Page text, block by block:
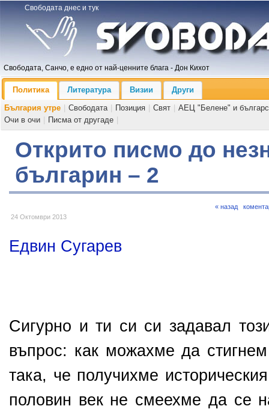
Свободата днес и тук
Свободата, Санчо, е едно от най-ценните блага - Дон Кихот
Политика Литература Визии
Други
България утре
Свободата Позиция Свят
АЕЦ "Белене" и
Очи в очи
Писма от другаде
Открито писмо до
българин – 2
24 Октомври 2013
« назад
Едвин Сугарев
Сигурно и ти си си задавал
въпрос: как можахме да
така, че получихме
половин век не смеехме да се